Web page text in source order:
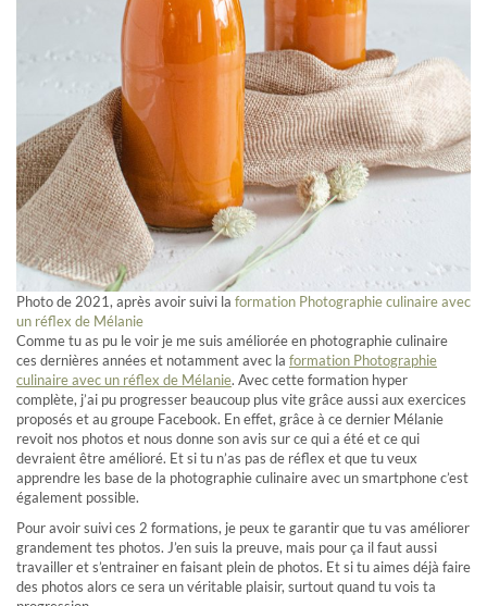
Photo de 2021, après avoir suivi la formation Photographie culinaire avec
un réflex de Mélanie
Comme tu as pu le voir je me suis améliorée en photographie culinaire
ces dernières années et notamment avec la formation Photographie
culinaire avec un réflex de Mélanie. Avec cette formation hyper
complète, j’ai pu progresser beaucoup plus vite grâce aussi aux exercices
proposés et au groupe Facebook. En effet, grâce à ce dernier Mélanie
revoit nos photos et nous donne son avis sur ce qui a été et ce qui
devraient être amélioré. Et si tu n’as pas de réflex et que tu veux
apprendre les base de la photographie culinaire avec un smartphone c’est
également possible.
Pour avoir suivi ces 2 formations, je peux te garantir que tu vas améliorer
grandement tes photos. J’en suis la preuve, mais pour ça il faut aussi
travailler et s’entrainer en faisant plein de photos. Et si tu aimes déjà faire
des photos alors ce sera un véritable plaisir, surtout quand tu vois ta